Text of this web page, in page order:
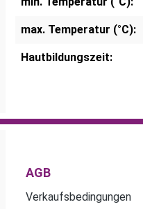
max. Temperatur (°C):
Hautbildungszeit:
AGB
Verkaufsbedingungen